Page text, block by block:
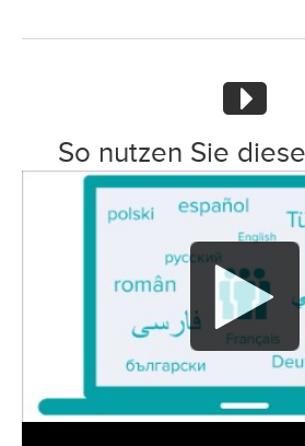
So nutzen Sie